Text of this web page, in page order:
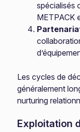
spécialisés
METPACK
Les cycles de
généralement
nurturing
Exploitation